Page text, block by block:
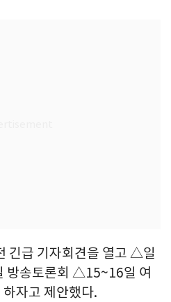
긴급 기자회견을 열고 △일
방송토론회 △15~16일 여
자고 제안했다.